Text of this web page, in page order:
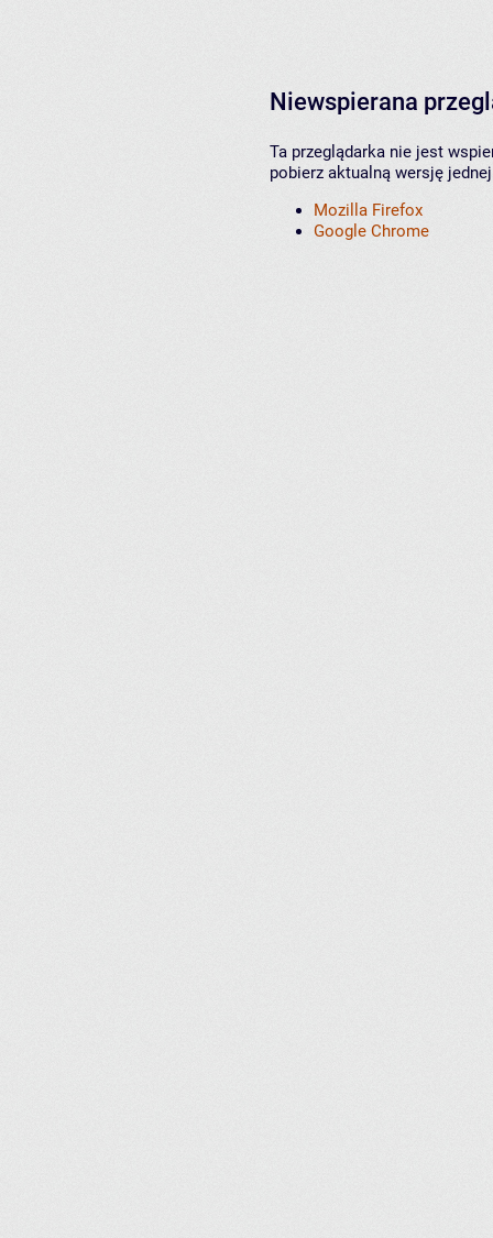
Niewspierana
Ta przeglądarka nie jest
pobierz aktualną wersję
Mozilla Firefox
Google Chrome